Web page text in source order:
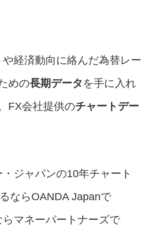
経済動向に絡んだ為替レー
めの長期データ を手に入れ
FX会社提供のチャートデー
ジャパンの10年チャート
ならOANDA Japanで
マネーパートナーズで